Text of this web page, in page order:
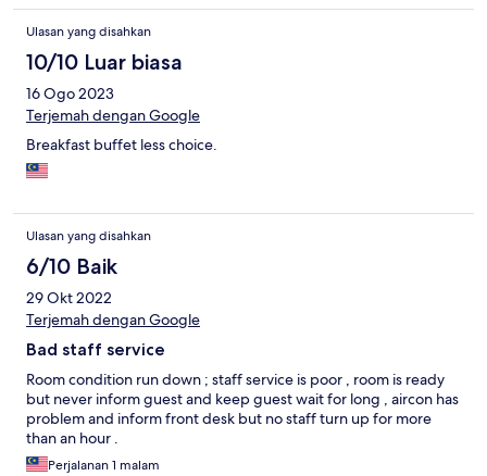
Ulasan yang disahkan
10/10 Luar biasa
16 Ogo 2023
Terjemah dengan Google
Breakfast buffet less choice.
Ulasan yang disahkan
6/10 Baik
29 Okt 2022
Terjemah dengan Google
Bad staff service
Room condition run down ; staff service is poor , room is ready
but never inform guest and keep guest wait for long , aircon has
problem and inform front desk but no staff turn up for more
than an hour .
Perjalanan 1 malam